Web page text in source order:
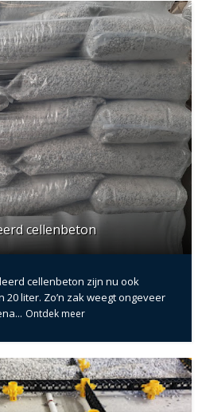
cellenbeton
cellenbeton zijn nu ook
liter. Zo’n zak weegt ongeveer
Ontdek meer